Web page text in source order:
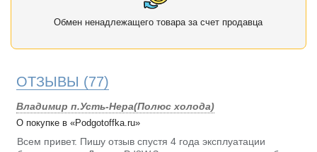
Обмен ненадлежащего товара за счет продавца
ОТЗЫВЫ (77)
Владимир п.Усть-Нера(Полюс холода)
О покупке в «Podgotoffka.ru»
Всем привет. Пишу отзыв спустя 4 года эксплуатации